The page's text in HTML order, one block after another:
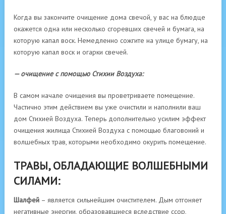
Когда вы закончите очищение дома свечой, у вас на блюдце
окажется одна или несколько сгоревших свечей и бумага, на
которую капал воск. Немедленно сожгите на улице бумагу, на
которую капал воск и огарки свечей.
— очищение с помощью Стихии Воздуха:
В самом начале очищения вы проветриваете помещение.
Частично этим действием вы уже очистили и наполнили ваш
дом Стихией Воздуха. Теперь дополнительно усилим эффект
очищения жилища Стихией Воздуха с помощью благовоний и
волшебных трав, которыми необходимо окурить помещение.
ТРАВЫ, ОБЛАДАЮЩИЕ ВОЛШЕБНЫМИ
СИЛАМИ:
Шалфей – является сильнейшим очистителем. Дым отгоняет
нега­тивные энергии, образовавшиеся вследствие ссор,